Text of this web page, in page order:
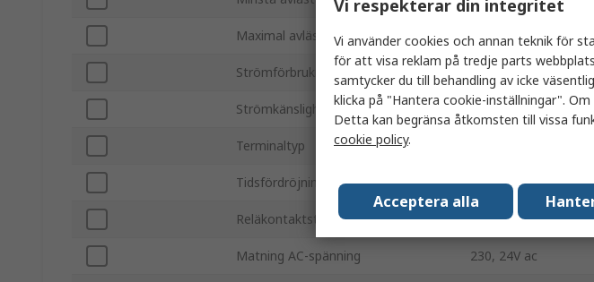
Maximal avläst ström 10A
Strömförbrukning 1.4VA
Strömkänslighet Underström,
Terminaltyp
Tidsfördröjning 0.1 to 30 s
Reläkontaktström 8A
Matning AC-spänning 230, 24V ac
Vi respekterar din integritet
Vi använder cookies och annan teknik för
för att visa reklam på tredje parts
samtycker du till behandling av icke
klicka på "Hantera cookie-inställningar".
Detta kan begränsa åtkomsten till vissa
cookie policy.
Acceptera alla